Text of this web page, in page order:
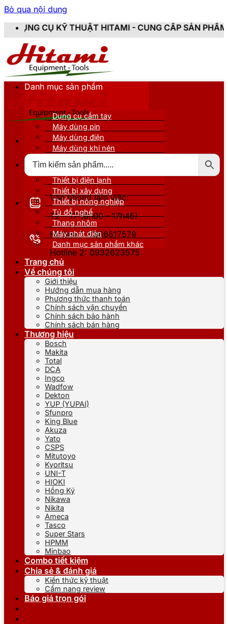
Bỏ qua nội dung
HITAMI - CUNG CẤP SẢN PHẨM CHÍNH HÃNG,
Văn phòng làm việc:
T2 - T7 (8h00 - 17h45)
Hotline 1: 0866617579
Hotline 2: 0932623575
Danh mục sản phẩm
Dụng cụ cầm tay
Máy dùng pin
Máy dùng điện
Máy dùng khí nén
Thiết bị nâng đỡ
Thiết bị điện lạnh
Thiết bị xây dựng
Thiết bị nông nghiệp
Tủ đồ nghề
Thang nhôm
Máy phát điện
Danh mục sản phẩm khác
Trang chủ
Về chúng tôi
Giới thiệu
Hướng dẫn mua hàng
Phương thức thanh toán
Chính sách vận chuyển
Chính sách bảo hành
Chính sách bán hàng
Thương hiệu
Bosch
Makita
Total
DCA
Ingco
Wadfow
Dekton
YUP (YUPAI)
Sfunpro
King Blue
Akuza
Yato
CSPS
Mitutoyo
Kyoritsu
UNI-T
HIOKI
Hồng Ký
Nikawa
Nikita
Ameca
Tasco
Super Stars
HPMM
Minbao
Combo tiết kiệm
Chia sẻ & đánh giá
Kiến thức kỹ thuật
Cẩm nang review
Báo giá trọn gói